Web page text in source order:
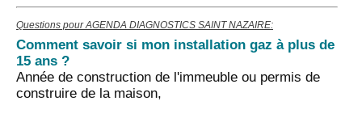
Questions pour AGENDA DIAGNOSTICS SAINT NAZAIRE:
Comment savoir si mon installation gaz à plus de
15 ans ?
Année de construction de l'immeuble ou permis de
construire de la maison,